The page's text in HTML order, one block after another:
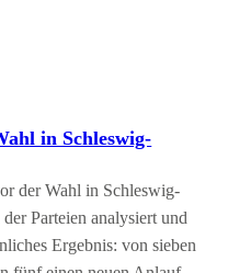
in Schleswig-
der Wahl in Schleswig-
Parteien analysiert und
Ergebnis: von sieben